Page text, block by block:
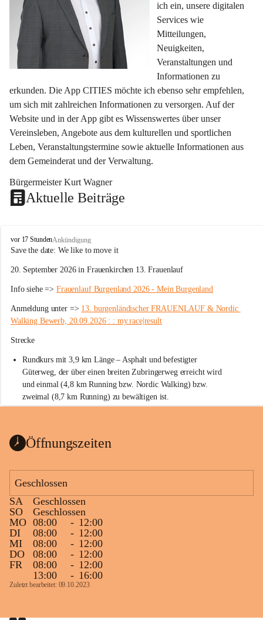
ich ein, unsere digitalen
Services wie
Mitteilungen,
Neuigkeiten,
Veranstaltungen und
Informationen zu
erkunden. Die App CITIES möchte ich ebenso sehr empfehlen,
um sich mit zahlreichen Informationen zu versorgen. Auf der
Website und in der App gibt es Wissenswertes über unser
Vereinsleben, Angebote aus dem kulturellen und sportlichen
Leben, Veranstaltungstermine sowie aktuelle Informationen aus
dem Gemeinderat und der Verwaltung.
Bürgermeister Kurt Wagner
Aktuelle Beiträge
W
ö
t
r
b
e
r
g
vor 17 StundenAnkündigung
Save the date: We like to move it
20. September 2026 in Frauenkirchen 13. Frauenlauf
Info siehe => Frauenlauf Burgenland 2026 - Mein Burgenland
Anmeldung unter => 13. burgenländischer FRAUENLAUF & Nordic
Walking Bewerb, 20.09.2026 : : my.race|result
Strecke
Rundkurs mit 3,9 km Länge – Asphalt und befestigter
Güterweg, der über einen breiten Zubringerweg erreicht wird
und einmal (4,8 km Running bzw. Nordic Walking) bzw.
zweimal (8,7 km Running) zu bewältigen ist.
Parkplatz auf der Rückseite der St. Martins Therme & Lodge
Zielgelände mit Verpflegungstruck
Ablauf
Samstag, 19.9.
13 bis 15 Uhr Startnummernausgabe, im Seminarraum der St.
Martins Therme & Lodge Frauenkirchen (vom Parkplatz hinter
der Therme zugänglich)
Sonntag, 20.9.
Öffnungszeiten
Geschlossen
SA
Geschlossen
SO
Geschlossen
MO 08:00 - 12:00
DI
08:00 - 12:00
MI
08:00 - 12:00
DO
08:00 - 12:00
FR
08:00 - 12:00
13:00
- 16:00
Zuletzt bearbeitet: 09.10.2023